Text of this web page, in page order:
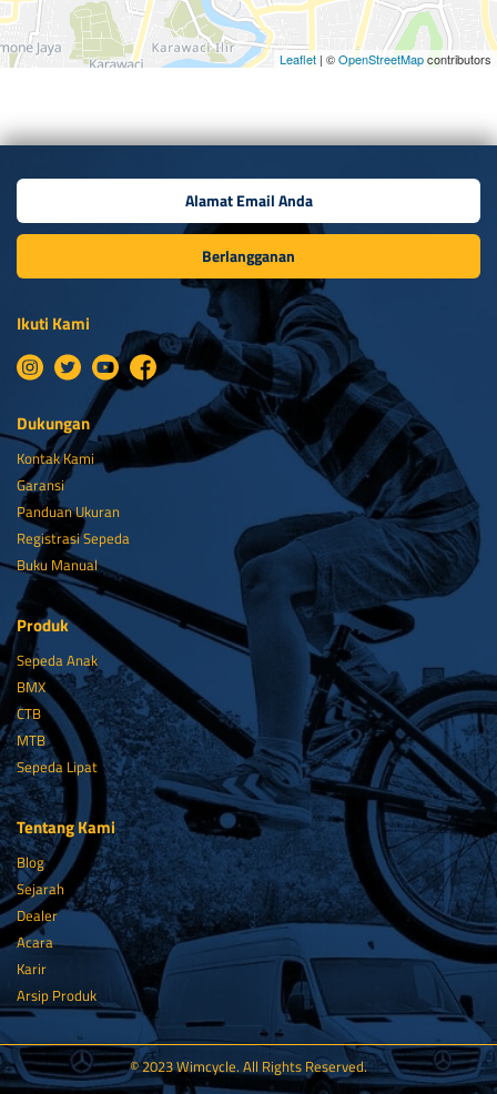
Leaflet | ©OpenStreetMapcontributors
Berlangganan
Ikuti Kami
Dukungan
Kontak Kami
Garansi
Panduan Ukuran
Registrasi Sepeda
Buku Manual
Produk
Sepeda Anak
BMX
CTB
MTB
Sepeda Lipat
Tentang Kami
Blog
Sejarah
Dealer
Acara
Karir
Arsip Produk
© 2023 Wimcycle. All Rights Reserved.